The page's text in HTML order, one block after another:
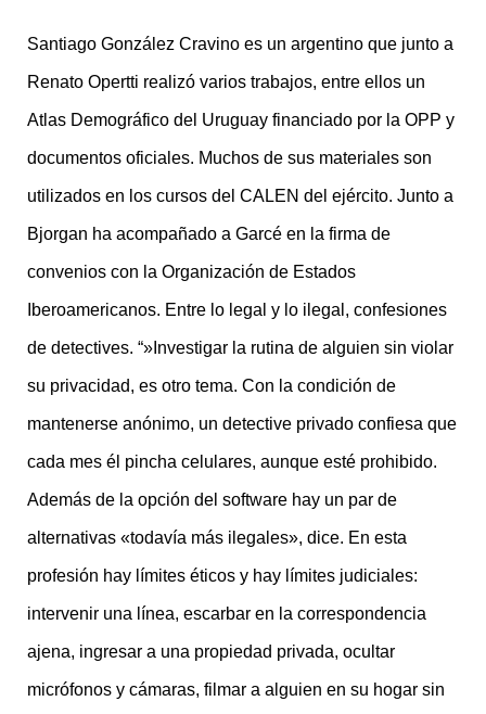
Santiago González Cravino es un argentino que junto a
Renato Opertti realizó varios trabajos, entre ellos un
Atlas Demográfico del Uruguay financiado por la OPP y
documentos oficiales. Muchos de sus materiales son
utilizados en los cursos del CALEN del ejército. Junto a
Bjorgan ha acompañado a Garcé en la firma de
convenios con la Organización de Estados
Iberoamericanos. Entre lo legal y lo ilegal, confesiones
de detectives. “»Investigar la rutina de alguien sin violar
su privacidad, es otro tema. Con la condición de
mantenerse anónimo, un detective privado confiesa que
cada mes él pincha celulares, aunque esté prohibido.
Además de la opción del software hay un par de
alternativas «todavía más ilegales», dice. En esta
profesión hay límites éticos y hay límites judiciales:
intervenir una línea, escarbar en la correspondencia
ajena, ingresar a una propiedad privada, ocultar
micrófonos y cámaras, filmar a alguien en su hogar sin